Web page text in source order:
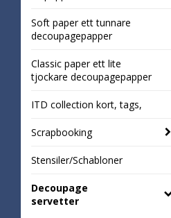
Soft paper ett tunnare
decoupagepapper
Classic paper ett lite
tjockare decoupagepapper
ITD collection kort, tags,
Scrapbooking
Stensiler/Schabloner
Decoupage
servetter